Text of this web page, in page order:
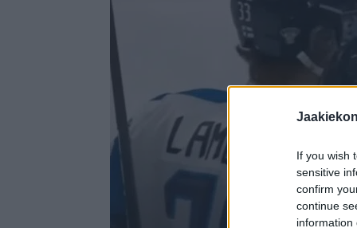
If you wish
sensitive
confirm
continue
information